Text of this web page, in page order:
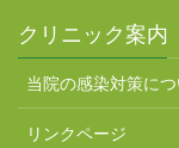
クリニック案内
当院の感染対策につ
リンクページ